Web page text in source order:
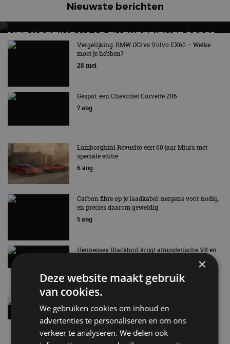
Nieuwste berichten
MET KORTING NAAR EV EXPERIENCE 2026?
AUTORAI REGELT HET!
EV Experience 2026 van 24 tot 26 september
Vergelijking: BMW iX3 vs Volvo EX60 – Welke
moet je hebben?
28 mei
Gespot: een Chevrolet Corvette Z06
7 aug
Lamborghini Revuelto eert 60 jaar Miura met
speciale editie
6 aug
Carbon fibre op je laadkabel: nergens voor nodig,
en precies daarom geweldig
5 aug
Hennessey Blackbird krijgt atmosferische V8 en
per 100 kilometer
4 aug
×
Deze website maakt gebruik
van cookies.
We gebruiken cookies om inhoud en
advertenties te personaliseren en om ons
verkeer te analyseren. We delen ook